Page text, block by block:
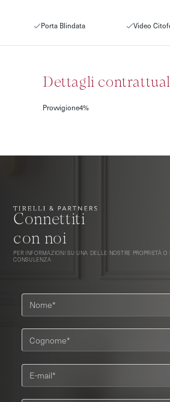
Porta Blindata Video
Dettagli
Provvigione4%
Connettiti
con noi
PER INFORMAZIONI SU UNA DELLE NOSTRE PROPRIETÀ O
CONSULENZA